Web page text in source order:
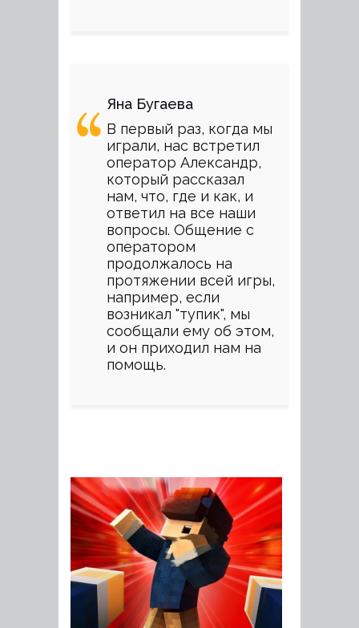
Яна Бугаева
В первый раз, когда мы
играли, нас встретил
оператор Александр,
который рассказал
нам, что, где и как, и
ответил на все наши
вопросы. Общение с
оператором
продолжалось на
протяжении всей игры,
например, если
возникал "тупик", мы
сообщали ему об этом,
и он приходил нам на
помощь.